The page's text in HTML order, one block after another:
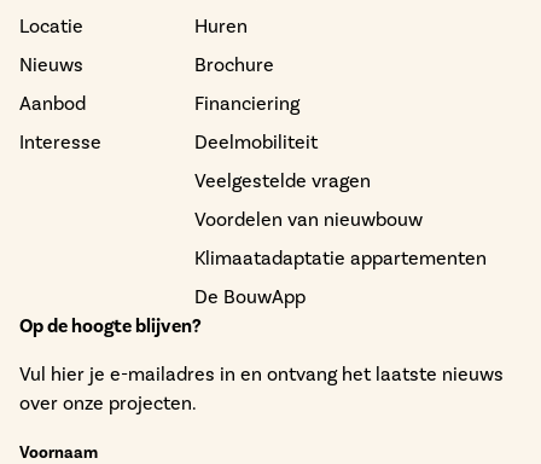
Locatie
Nieuws
Aanbod
Interesse
Huren
Brochure
Financiering
Deelmobiliteit
Veelgestelde vragen
Voordelen van nieuwbouw
Klimaatadaptatie appartementen
De BouwApp
Op de hoogte blijven?
Vul hier je e-mailadres in en ontvang het laatste nieuws
over onze projecten.
Voornaam